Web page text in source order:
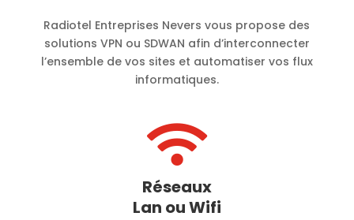
Radiotel Entreprises Nevers vous propose des
solutions VPN ou SDWAN afin d’interconnecter
l’ensemble de vos sites et automatiser vos flux
informatiques.

Réseaux
Lan ou Wifi